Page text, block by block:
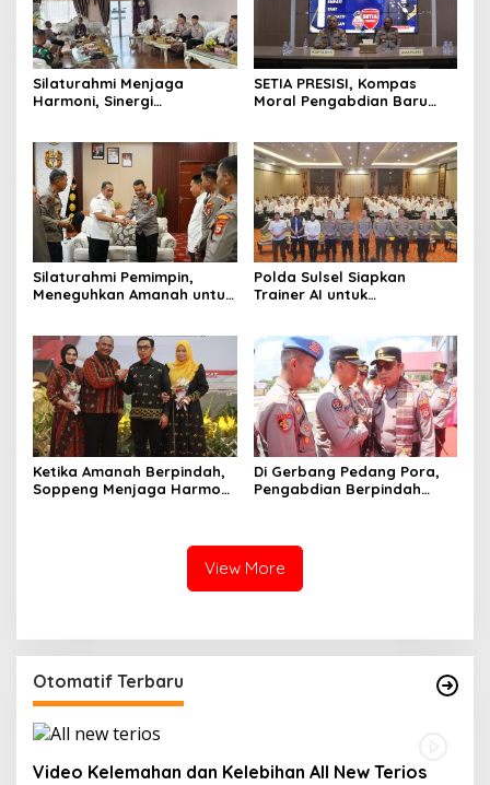
Silaturahmi Menjaga
Harmoni, Sinergi
SETIA PRESISI, Kompas
Moral Pengabdian Baru
Silaturahmi Pemimpin,
Meneguhkan Amanah untuk
Polda Sulsel Siapkan
Trainer AI untuk
Ketika Amanah Berpindah,
Soppeng Menjaga Harmoni
Di Gerbang Pedang Pora,
Pengabdian Berpindah
View More
Otomatif Terbaru
Video Kelemahan dan Kelebihan All New Terios